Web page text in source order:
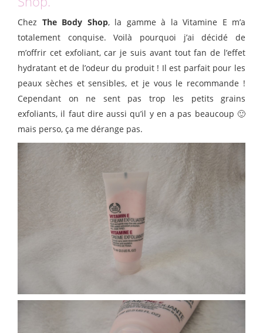
Chez The Body Shop, la gamme à la Vitamine E m’a
totalement conquise. Voilà pourquoi j’ai décidé de
m’offrir cet exfoliant, car je suis avant tout fan de l’effet
hydratant et de l’odeur du produit ! Il est parfait pour les
peaux sèches et sensibles, et je vous le recommande !
Cependant on ne sent pas trop les petits grains
exfoliants, il faut dire aussi qu’il y en a pas beaucoup 🙂
mais perso, ça me dérange pas.